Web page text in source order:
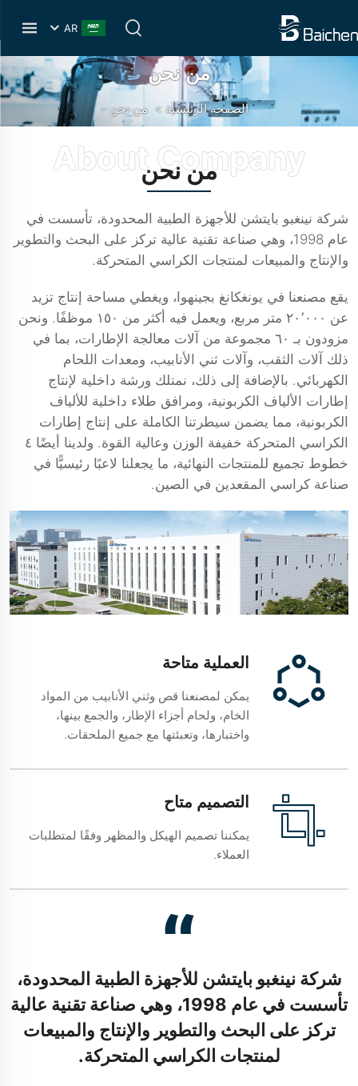
AR
من نحن
الصفحة الرئيسية > من نحن
من نحن
شركة نينغبو بايتشن للأجهزة الطبية المحدودة، تأسست في
عام 1998، وهي صناعة تقنية عالية تركز على البحث والتطوير
والإنتاج والمبيعات لمنتجات الكراسي المتحركة.
يقع مصنعنا في يونغكانغ بجينهوا، ويغطي مساحة إنتاج تزيد
عن ٢٠٬٠٠٠ متر مربع، ويعمل فيه أكثر من ١٥٠ موظفًا. ونحن
مزودون بـ ٦٠ مجموعة من آلات معالجة الإطارات، بما في
ذلك آلات الثقب، وآلات ثني الأنابيب، ومعدات اللحام
الكهربائي. بالإضافة إلى ذلك، نمتلك ورشة داخلية لإنتاج
إطارات الألياف الكربونية، ومرافق طلاء داخلية للألياف
الكربونية، مما يضمن سيطرتنا الكاملة على إنتاج إطارات
الكراسي المتحركة خفيفة الوزن وعالية القوة. ولدينا أيضًا ٤
خطوط تجميع للمنتجات النهائية، ما يجعلنا لاعبًا رئيسيًّا في
صناعة كراسي المقعدين في الصين.
العملية متاحة
يمكن لمصنعنا قص وثني الأنابيب من المواد
الخام، ولحام أجزاء الإطار، والجمع بينها،
واختبارها، وتعبئتها مع جميع الملحقات.
التصميم متاح
يمكننا تصميم الهيكل والمظهر وفقًا لمتطلبات
العملاء.
شركة نينغبو بايتشن للأجهزة الطبية المحدودة،
تأسست في عام 1998، وهي صناعة تقنية عالية
تركز على البحث والتطوير والإنتاج والمبيعات
لمنتجات الكراسي المتحركة.